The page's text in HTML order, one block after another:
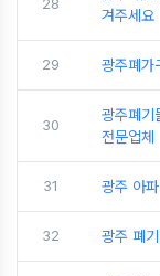
28
겨주세요
29 광주폐가
30
광주폐기
전문업체
31 광주 아
32 광주 폐